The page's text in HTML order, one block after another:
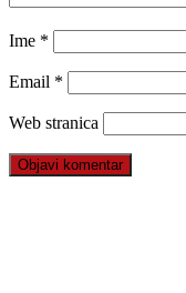
Ime *
Email *
Web stranica